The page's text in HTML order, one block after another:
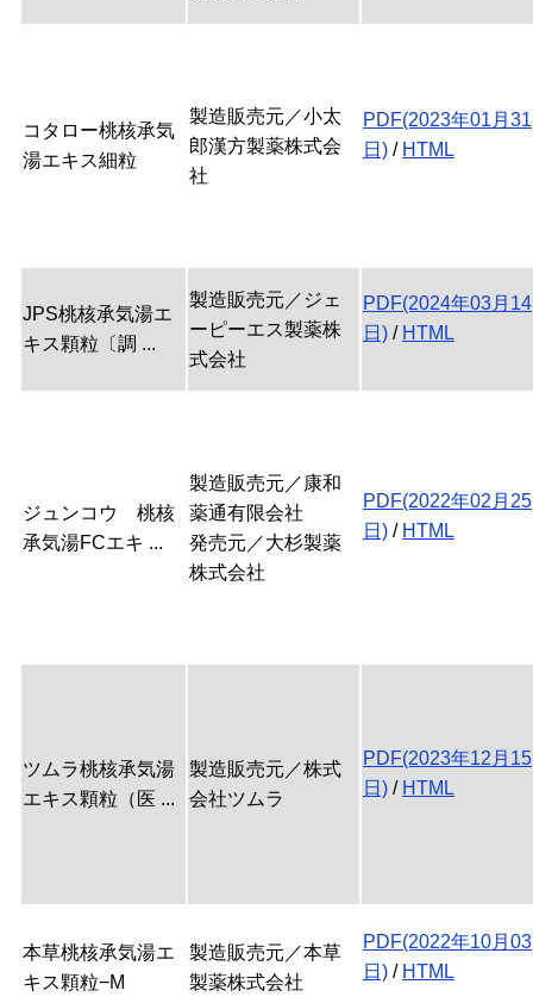
コタロー桃核承気
湯エキス細粒
製造販売元／小太
郎漢方製薬株式会
社
PDF(2023年01月31
日) / HTML
JPS桃核承気湯エ
キス顆粒〔調 ...
製造販売元／ジェ
ーピーエス製薬株
式会社
PDF(2024年03月14
日) / HTML
ジュンコウ 桃核
承気湯FCエキ ...
製造販売元／康和
薬通有限会社
発売元／大杉製薬
株式会社
PDF(2022年02月25
日) / HTML
ツムラ桃核承気湯
エキス顆粒（医 ...
製造販売元／株式
会社ツムラ
PDF(2023年12月15
日) / HTML
本草桃核承気湯エ
キス顆粒−M
製造販売元／本草
製薬株式会社
PDF(2022年10月03
日) / HTML